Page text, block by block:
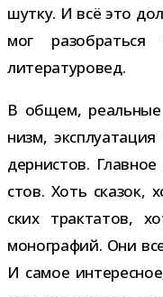
шутку. И всё это
мог разо­браться
литературовед.
В общем,
низм,
дер­ни­стов.
стов. Хоть ска­зок,
ских трак­та­тов,
моно­гра­фий. Они
И самое